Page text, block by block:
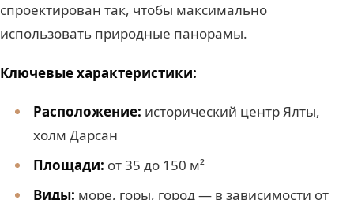
спроектирован так, чтобы максимально
использовать природные панорамы.
Ключевые характеристики:
Расположение: исторический центр Ялты,
холм Дарсан
Площади: от 35 до 150 м²
Виды: море, горы, город — в зависимости от